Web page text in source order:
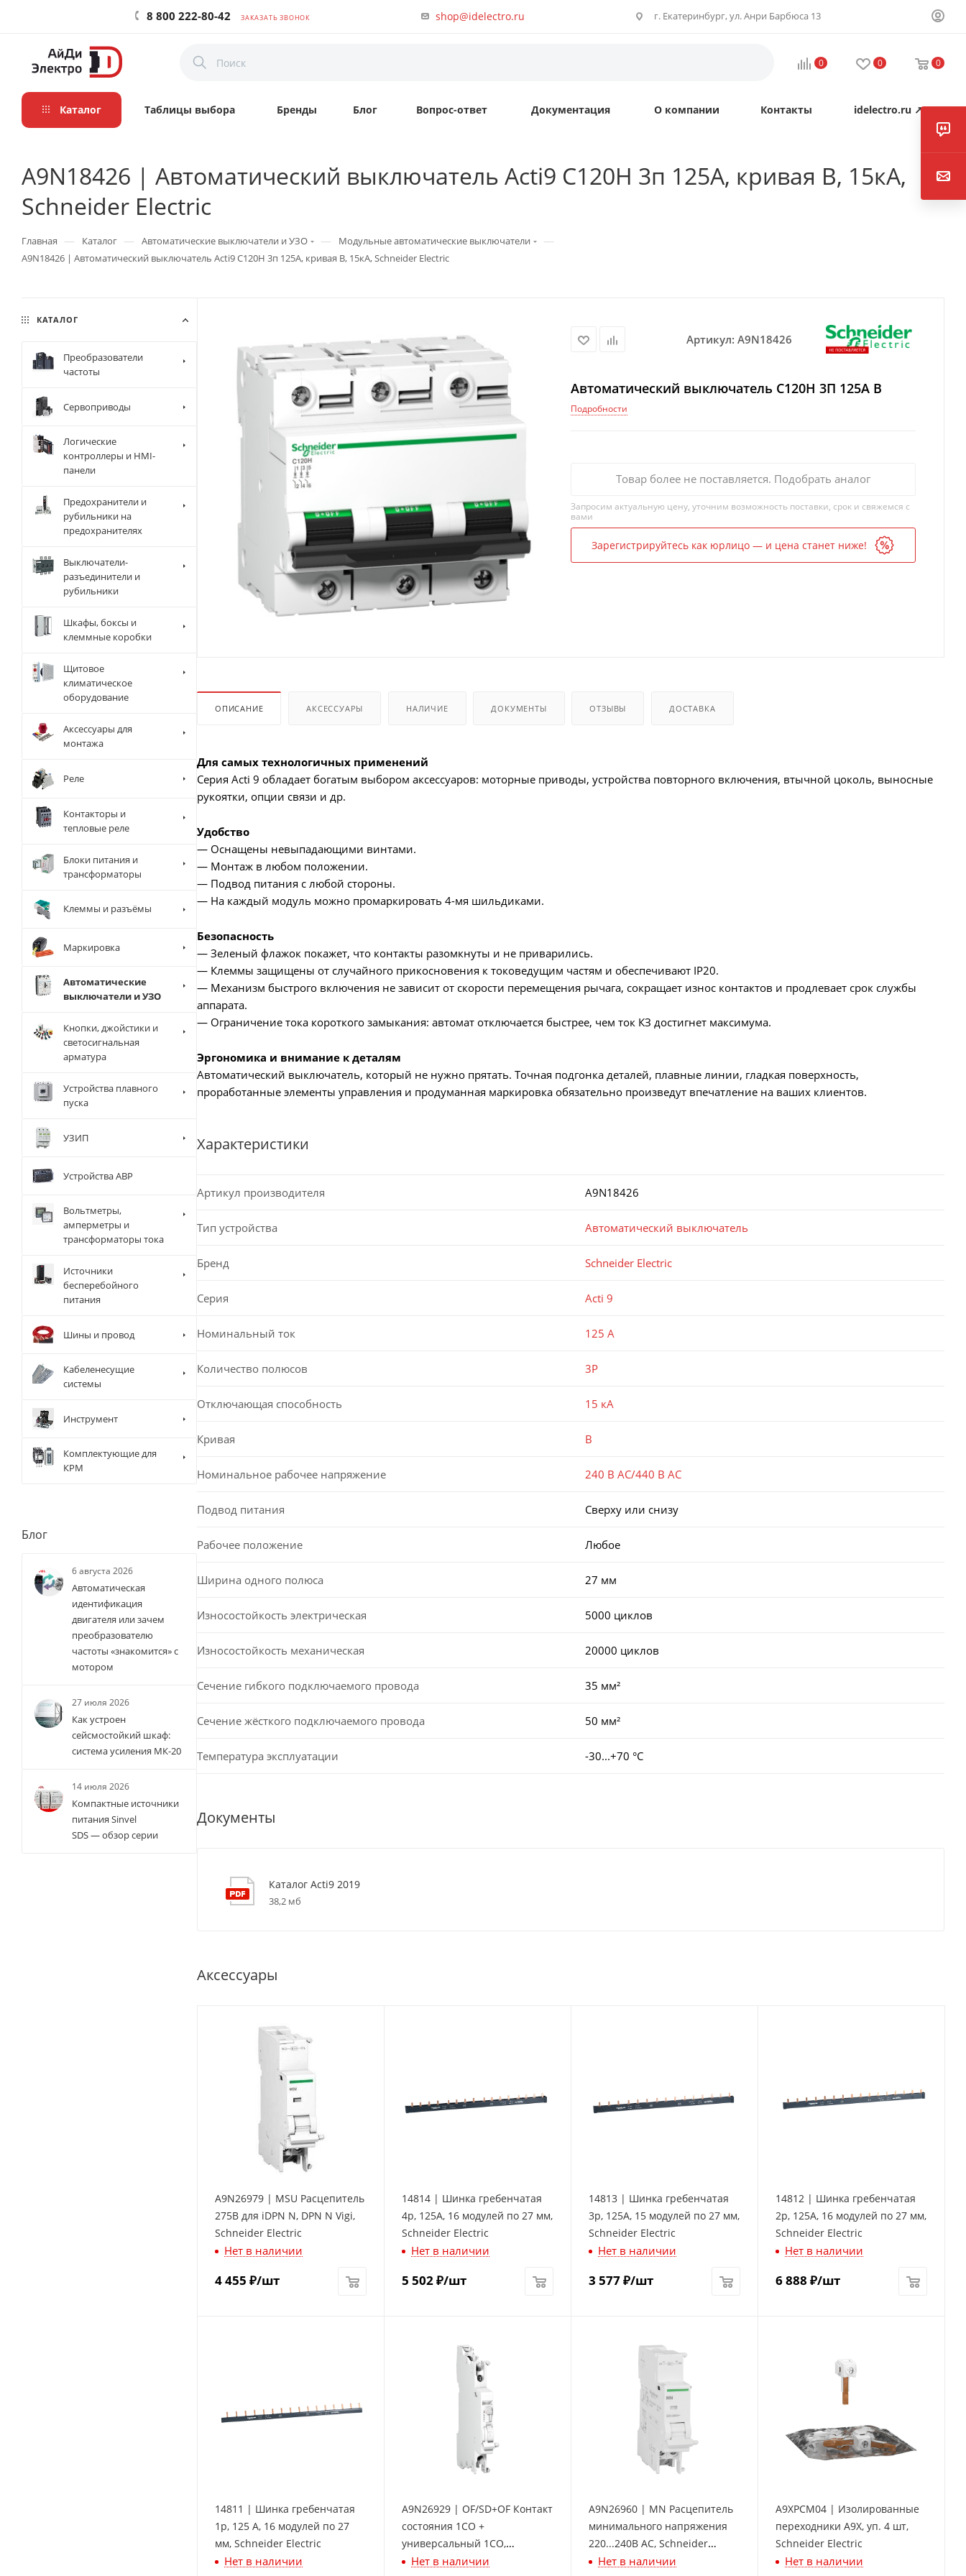
8 800 222-80-42 ЗАКАЗАТЬ ЗВОНОК shop@idelectro.ru г. Екатеринбург, ул. Анри Барбюса 13
0 0 0
Каталог Таблицы выбора Бренды Блог Вопрос-ответ Документация О компании Контакты idelectro.ru ↗
A9N18426 | Автоматический выключатель Acti9 C120H 3п 125А, кривая B, 15кА,
Schneider Electric
Главная — Каталог — Автоматические выключатели и УЗО — Модульные автоматические выключатели —
A9N18426 | Автоматический выключатель Acti9 C120H 3п 125А, кривая B, 15кА, Schneider Electric
Артикул: A9N18426
Автоматический выключатель C120H 3П 125A B
Подробности
Товар более не поставляется. Подобрать аналог
Запросим актуальную цену, уточним возможность поставки, срок и свяжемся с
вами
Зарегистрируйтесь как юрлицо — и цена станет ниже!
ОПИСАНИЕ АКСЕССУАРЫ НАЛИЧИЕ ДОКУМЕНТЫ ОТЗЫВЫ ДОСТАВКА
Для самых технологичных применений
Серия Acti 9 обладает богатым выбором аксессуаров: моторные приводы, устройства повторного включения, втычной цоколь, выносные
рукоятки, опции связи и др.
Удобство
— Оснащены невыпадающими винтами.
— Монтаж в любом положении.
— Подвод питания с любой стороны.
— На каждый модуль можно промаркировать 4-мя шильдиками.
Безопасность
— Зеленый флажок покажет, что контакты разомкнуты и не приварились.
— Клеммы защищены от случайного прикосновения к токоведущим частям и обеспечивают IP20.
— Механизм быстрого включения не зависит от скорости перемещения рычага, сокращает износ контактов и продлевает срок службы
аппарата.
— Ограничение тока короткого замыкания: автомат отключается быстрее, чем ток КЗ достигнет максимума.
Эргономика и внимание к деталям
Автоматический выключатель, который не нужно прятать. Точная подгонка деталей, плавные линии, гладкая поверхность,
проработанные элементы управления и продуманная маркировка обязательно произведут впечатление на ваших клиентов.
Характеристики
Артикул производителя A9N18426
Тип устройства Автоматический выключатель
Бренд Schneider Electric
Серия Acti 9
Номинальный ток 125 А
Количество полюсов 3P
Отключающая способность 15 кА
Кривая B
Номинальное рабочее напряжение 240 В AC/440 В AC
Подвод питания Сверху или снизу
Рабочее положение Любое
Ширина одного полюса 27 мм
Износостойкость электрическая 5000 циклов
Износостойкость механическая 20000 циклов
Сечение гибкого подключаемого провода 35 мм²
Сечение жёсткого подключаемого провода 50 мм²
Температура эксплуатации -30...+70 °С
Документы
Каталог Acti9 2019
38,2 мб
Аксессуары
A9N26979 | MSU Расцепитель
275В для iDPN N, DPN N Vigi,
Schneider Electric
Нет в наличии
4 455 ₽/шт
14814 | Шинка гребенчатая
4p, 125А, 16 модулей по 27 мм,
Schneider Electric
Нет в наличии
5 502₽/шт
14813 | Шинка гребенчатая
3p, 125А, 15 модулей по 27 мм,
Schneider Electric
Нет в наличии
3 577₽/шт
14812 | Шинка гребенчатая
2p, 125А, 16 модулей по 27 мм,
Schneider Electric
Нет в наличии
6 888 ₽/шт
14811 | Шинка гребенчатая
1p, 125 А, 16 модулей по 27
мм, Schneider Electric
Нет в наличии
A9N26929 | OF/SD+OF Контакт
состояния 1СО +
универсальный 1СО,
Schneider Electric
Нет в наличии
A9N26960 | MN Расцепитель
минимального напряжения
220...240В AC, Schneider
Electric
Нет в наличии
A9XPCM04 | Изолированные
переходники A9X, уп. 4 шт,
Schneider Electric
Нет в наличии
КАТАЛОГ
Преобразователи
частоты
Сервоприводы
Логические
контроллеры и HMI-
панели
Предохранители и
рубильники на
предохранителях
Выключатели-
разъединители и
рубильники
Шкафы, боксы и
клеммные коробки
Щитовое
климатическое
оборудование
Аксессуары для
монтажа
Реле
Контакторы и
тепловые реле
Блоки питания и
трансформаторы
Клеммы и разъёмы
Маркировка
Автоматические
выключатели и УЗО
Кнопки, джойстики и
светосигнальная
арматура
Устройства плавного
пуска
УЗИП
Устройства АВР
Вольтметры,
амперметры и
трансформаторы тока
Источники
бесперебойного
питания
Шины и провод
Кабеленесущие
системы
Инструмент
Комплектующие для
КРМ
Блог
6 августа 2026
Автоматическая
идентификация
двигателя или зачем
преобразователю
частоты «знакомится» с
мотором
27 июля 2026
Как устроен
сейсмостойкий шкаф:
система усиления МК-20
14 июля 2026
Компактные источники
питания Sinvel
SDS — обзор серии